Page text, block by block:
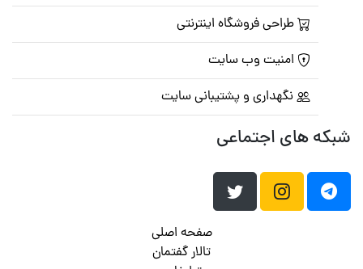
طراحی فروشگاه اینترنتی
امنیت وب سایت
نگهداری و پشتیبانی سایت
شبکه های اجتماعی
صفحه اصلی
تالار گفتمان